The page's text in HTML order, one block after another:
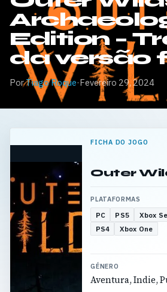
Edition –
da versão
PorTiago Roque·Fevereiro 29, 2024
FICHA DO JOGO
Outer
PLATAFORMAS
PC PS5 Xbox
PS4
Xbox One
GÉNERO
Aventura, Indie,